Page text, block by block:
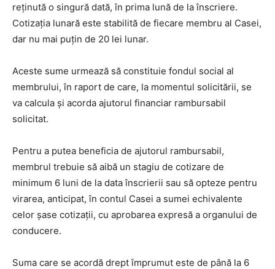
reţinută o singură dată, în prima lună de la înscriere.
Cotizaţia lunară este stabilită de fiecare membru al Casei,
dar nu mai puțin de 20 lei lunar.
Aceste sume urmează să constituie fondul social al
membrului, în raport de care, la momentul solicitării, se
va calcula și acorda ajutorul financiar rambursabil
solicitat.
Pentru a putea beneficia de ajutorul rambursabil,
membrul trebuie să aibă un stagiu de cotizare de
minimum 6 luni de la data înscrierii sau să opteze pentru
virarea, anticipat, în contul Casei a sumei echivalente
celor şase cotizaţii, cu aprobarea expresă a organului de
conducere.
Suma care se acordă drept împrumut este de până la 6